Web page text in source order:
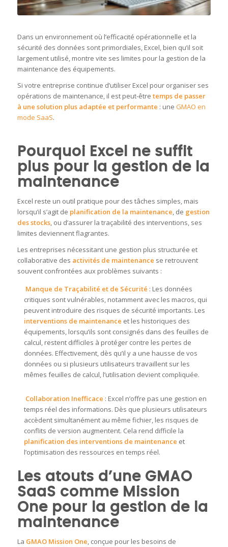
Dans un environnement où l’efficacité opérationnelle et la
sécurité des données sont primordiales, Excel, bien qu’il soit
largement utilisé, montre vite ses limites pour la gestion de la
maintenance des équipements.
Si votre entreprise continue d’utiliser Excel pour organiser ses
opérations de maintenance, il est peut-être temps de passer
à une solution plus adaptée et performante : une GMAO en
mode SaaS.
Pourquoi Excel ne suffit
plus pour la gestion de la
maintenance
Excel reste un outil pratique pour des tâches simples, mais
lorsqu’il s’agit de planification de la maintenance, de gestion
des stocks, ou d’assurer la traçabilité des interventions, ses
limites deviennent flagrantes.
Les entreprises nécessitant une gestion plus structurée et
collaborative des activités de maintenance se retrouvent
souvent confrontées aux problèmes suivants :
Manque de Traçabilité et de Sécurité : Les données
critiques sont vulnérables, notamment avec les macros, qui
peuvent introduire des risques de sécurité importants. Les
interventions de maintenance et les historiques des
équipements, lorsqu’ils sont consignés dans des feuilles de
calcul, restent difficiles à protéger contre les pertes de
données. Effectivement, dès qu’il y a une hausse de vos
données ou si plusieurs utilisateurs travaillent sur les
mêmes feuilles de calcul, l’utilisation devient compliquée.
Collaboration Inefficace : Excel n’offre pas une gestion en
temps réel des informations. Dès que plusieurs utilisateurs
accèdent simultanément au même fichier, les risques de
conflits de version augmentent. Cela rend difficile la
planification des interventions de maintenance et
l’optimisation des ressources en temps réel.
Les atouts d’une GMAO
SaaS comme Mission
One pour la gestion de la
maintenance
La GMAO Mission One, conçue pour les besoins de